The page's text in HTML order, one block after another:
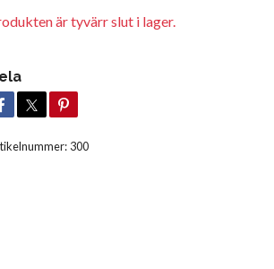
är tyvärr slut i lager.
300